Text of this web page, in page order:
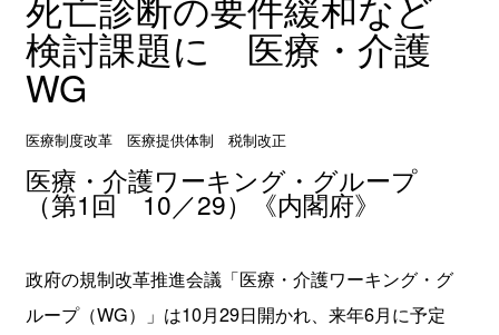
検討課題に 医療・介護
WG
医療制度改革 医療提供体制 税制改正
医療・介護ワーキング・グループ
（第1回 10／29）《内閣府》
政府の規制改革推進会議「医療・介護ワーキング・グ
ループ（WG）」は10月29日開かれ、来年6月に予定